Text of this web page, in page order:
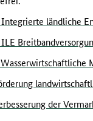
ländliche
der